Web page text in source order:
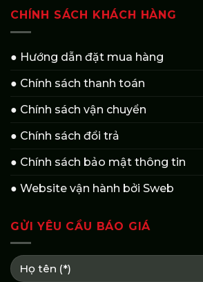
CHÍNH SÁCH KHÁCH HÀNG
● Hướng dẫn đặt mua hàng
● Chính sách thanh toán
● Chính sách vận chuyển
● Chính sách đổi trả
● Chính sách bảo mật thông tin
● Website vận hành bởi Sweb
GỬI YÊU CẦU BÁO GIÁ